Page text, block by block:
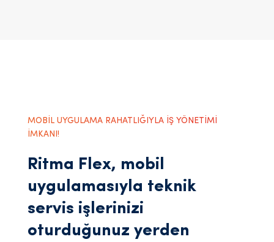
MOBİL UYGULAMA RAHATLIĞIYLA İŞ YÖNETİMİ
İMKANI!
Ritma Flex, mobil
uygulamasıyla teknik
servis işlerinizi
oturduğunuz yerden